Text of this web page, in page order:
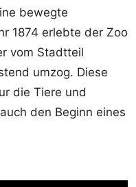
bewegte
1874 erlebte der Zoo
vom Stadtteil
umzog. Diese
die Tiere und
den Beginn eines